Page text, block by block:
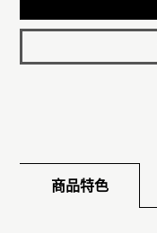
商品特色